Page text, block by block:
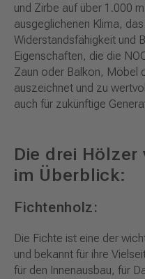
und Zirbe auf über 1.000
ausgeglichenen Klima,
Widerstandsfähigkeit und
Eigenschaften, die die
Zaun oder Balkon, Möbel
auszeichnet und zu
auch für zukünftige
Die drei Hölzer
im Überblick:
Fichtenholz:
Die Fichte ist eine der
und bekannt für ihre
für den Innenausbau, für